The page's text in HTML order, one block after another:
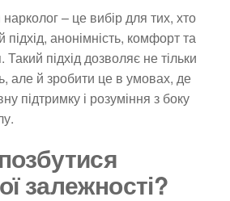
– це вибір для тих, хто
підхід, анонімність, комфорт та
Такий підхід дозволяє не тільки
але й зробити це в умовах, де
підтримку і розуміння з боку
залежності?